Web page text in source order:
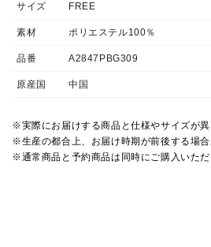
サイズ FREE
素材 ポリエステル100％
品番 A2847PBG309
原産国 中国
※実際にお届けする商品と仕様やサイズが異
※生産の都合上、お届け時期が前後する場合
※通常商品と予約商品は同時にご購入いただ